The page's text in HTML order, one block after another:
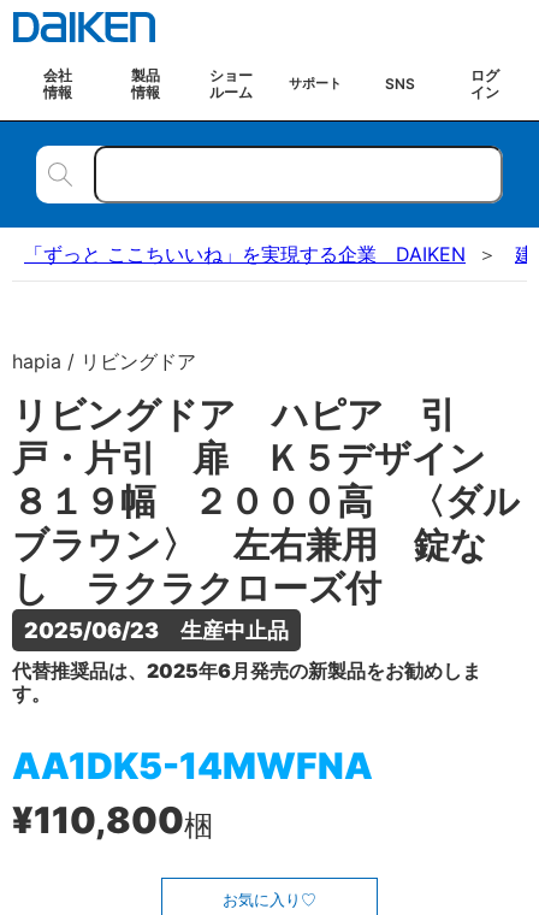
会社
情報
製品
情報
ショー
ルーム
サポート SNS
ログ
イン
「ずっと ここちいいね」を実現する企業 DAIKEN 建
hapia / リビングドア
リビングドア ハピア 引
戸・片引 扉 Ｋ５デザイン
８１９幅 ２０００高 〈ダル
ブラウン〉 左右兼用 錠な
し ラクラクローズ付
2025/06/23　生産中止品
代替推奨品は、2025年6月発売の新製品をお勧めしま
す。
AA1DK5-14MWFNA
¥110,800梱
お気に入り